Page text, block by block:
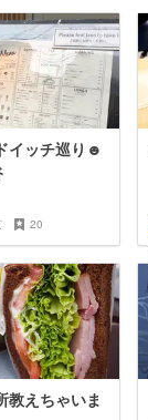
イッチ巡り☻
20
教えちゃいま